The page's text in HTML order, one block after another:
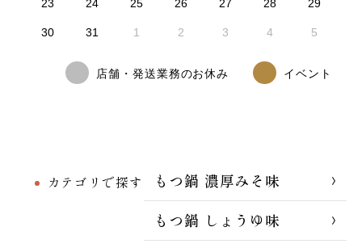
カテゴリで探す
もつ鍋 濃厚みそ味
もつ鍋 しょうゆ味
23 24 25 26 27 28 29
30 31 1 2 3 4 5
店舗・発送業務のお休み イベント